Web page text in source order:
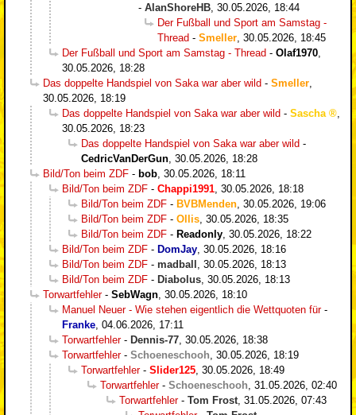
- AlanShoreHB 30.05.2026, 18:44
Der Fußball und Sport am Samstag -
Thread - Smeller 30.05.2026, 18:45
Der Fußball und Sport am Samstag - Thread - Olaf1970
30.05.2026, 18:28
Das doppelte Handspiel von Saka war aber wild - Smeller
30.05.2026, 18:19
Das doppelte Handspiel von Saka war aber wild - Sascha
30.05.2026, 18:23
Das doppelte Handspiel von Saka war aber wild -
CedricVanDerGun 30.05.2026, 18:28
Bild/Ton beim ZDF - bob 30.05.2026, 18:11
Bild/Ton beim ZDF - Chappi1991 30.05.2026, 18:18
Bild/Ton beim ZDF - BVBMenden 30.05.2026, 19:06
Bild/Ton beim ZDF - Ollis 30.05.2026, 18:35
Bild/Ton beim ZDF - Readonly 30.05.2026, 18:22
Bild/Ton beim ZDF - DomJay 30.05.2026, 18:16
Bild/Ton beim ZDF - madball
30.05.2026, 18:13
Bild/Ton beim ZDF - Diabolus 30.05.2026, 18:13
Torwartfehler- SebWagn 30.05.2026, 18:10
Manuel Neuer - Wie stehen eigentlich die Wettquoten für-
Franke 04.06.2026, 17:11
Torwartfehler- Dennis-77 30.05.2026, 18:38
Torwartfehler- Schoeneschooh 30.05.2026, 18:19
Torwartfehler- Slider125 30.05.2026, 18:49
Torwartfehler- Schoeneschooh 31.05.2026, 02:40
Torwartfehler- Tom Frost 31.05.2026, 07:43